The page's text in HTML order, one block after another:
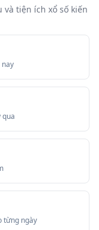
và tiện ích xổ số kiến
nay
qua
từng ngày